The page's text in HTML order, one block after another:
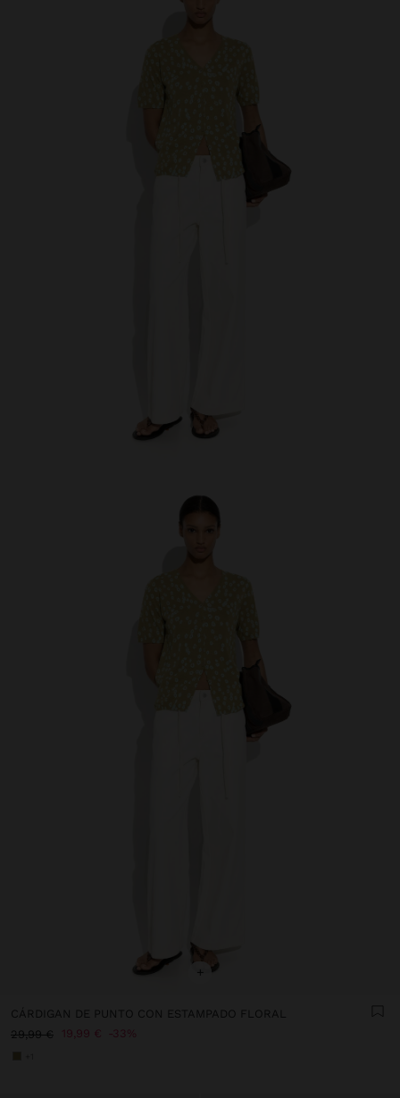
+
CÁRDIGAN DE PUNTO CON ESTAMPADO FLORAL
29,99 €
19,99 € 33%